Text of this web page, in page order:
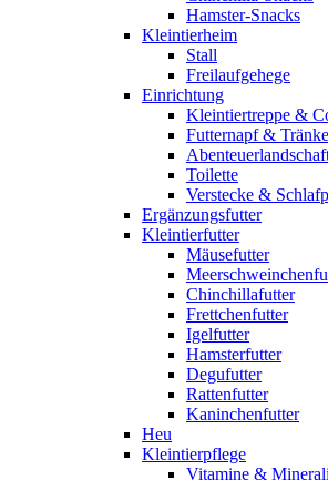
Hamster-Snacks
Kleintierheim
Stall
Freilaufgehege
Einrichtung
Kleintiertreppe &
Futternapf & Tränke
Toilette
Verstecke &
Ergänzungsfutter
Kleintierfutter
Mäusefutter
Chinchillafutter
Frettchenfutter
Igelfutter
Hamsterfutter
Degufutter
Rattenfutter
Kaninchenfutter
Heu
Kleintierpflege
Vitamine &